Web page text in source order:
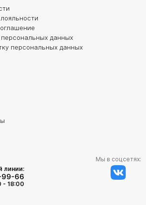
данных
персональных данных
линии:
66
- 18:00
Мы в соцсетях: